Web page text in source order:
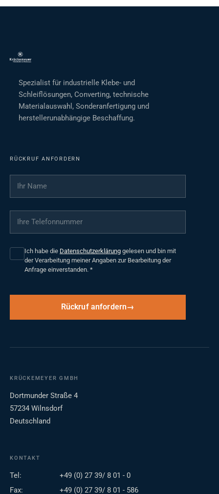
Spezialist für industrielle Klebe- und
Schleiflösungen, Converting, technische
Materialauswahl, Sonderanfertigung und
herstellerunabhängige Beschaffung.
RÜCKRUF ANFORDERN
Ihr Name
Ihre Telefonnummer
Ich habe die Datenschutzerklärung gelesen und bin mit
der Verarbeitung meiner Angaben zur Bearbeitung der
Anfrage einverstanden. *
Rückruf anfordern
KRÜCKEMEYER GMBH
Dortmunder Straße 4
57234 Wilnsdorf
Deutschland
KONTAKT
Tel:
+49 (0) 27 39/ 8 01 - 0
Fax:
+49 (0) 27 39/ 8 01 - 586